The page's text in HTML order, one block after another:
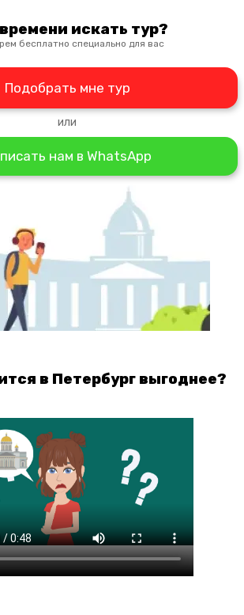
искать тур?
бесплатно специально для вас
Подобрать мне тур
или
нам в WhatsApp
в Петербург выгоднее?